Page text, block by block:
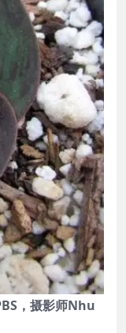
，摄影师Nhu